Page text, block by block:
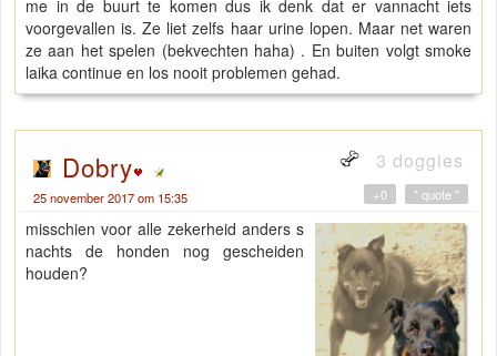
me in de buurt te komen dus ik denk dat er vannacht iets
voorgevallen is. Ze liet zelfs haar urine lopen. Maar net waren
ze aan het spelen (bekvechten haha) . En buiten volgt smoke
laika continue en los nooit problemen gehad.
Dobry 3 doggies
25 november 2017 om 15:35 " quote "
+0
misschien voor alle zekerheid anders s
nachts de honden nog gescheiden
houden?